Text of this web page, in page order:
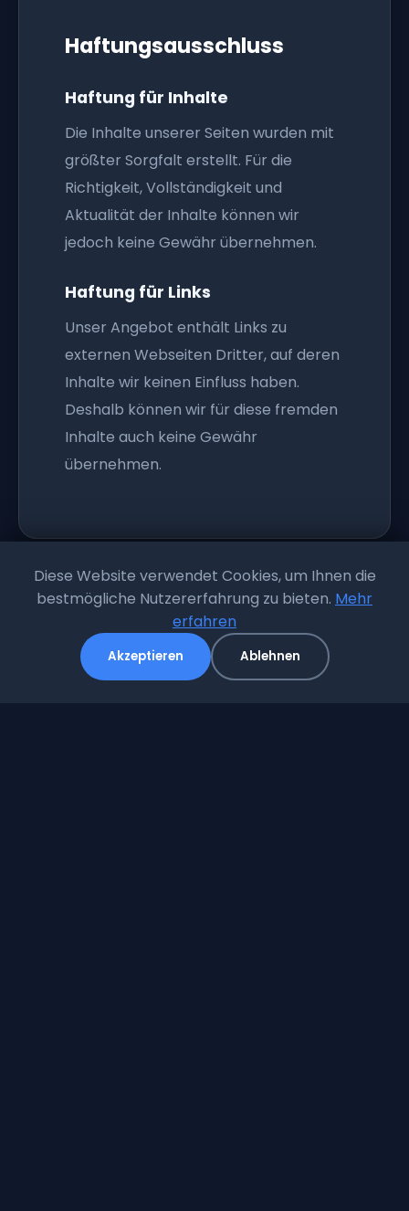
Haftungsausschluss
Haftung für Inhalte
Die Inhalte unserer Seiten wurden mit
größter Sorgfalt erstellt. Für die
Richtigkeit, Vollständigkeit und
Aktualität der Inhalte können wir
jedoch keine Gewähr übernehmen.
Haftung für Links
Unser Angebot enthält Links zu
externen Webseiten Dritter, auf deren
Inhalte wir keinen Einfluss haben.
Deshalb können wir für diese fremden
Inhalte auch keine Gewähr
übernehmen.
Diese Website verwendet Cookies, um Ihnen die
bestmögliche Nutzererfahrung zu bieten. Mehr
erfahren
Akzeptieren Ablehnen